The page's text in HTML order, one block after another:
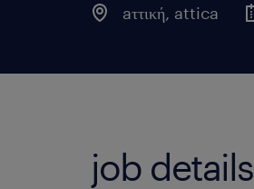
aττική, attica
job details